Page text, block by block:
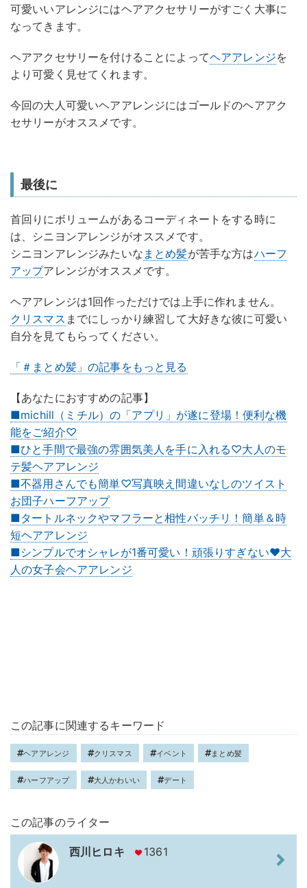
可愛いいアレンジにはヘアアクセサリーがすごく大事に
なってきます。
ヘアアクセサリーを付けることによってヘアアレンジを
より可愛く見せてくれます。
今回の大人可愛いヘアアレンジにはゴールドのヘアアク
セサリーがオススメです。
最後に
首回りにボリュームがあるコーディネートをする時に
は、シニヨンアレンジがオススメです。
シニヨンアレンジみたいな まとめ髪が苦手な方はハーフ
アップアレンジがオススメです。
ヘアアレンジは1回作っただけでは上手に作れません。
クリスマス までにしっかり練習して大好きな彼に可愛い
自分を見てもらってください。
「＃まとめ髪」の記事をもっと見る
【あなたにおすすめの記事】
■michill（ミチル）の「アプリ」が遂に登場！便利な機
能をご紹介♡
■ひと手間で最強の雰囲気美人を手に入れる♡大人のモ
テ髪ヘアアレンジ
■不器用さんでも簡単♡写真映え間違いなしのツイスト
お団子ハーフアップ
■タートルネックやマフラーと相性バッチリ！簡単＆時
短ヘアアレンジ
■シンプルでオシャレが1番可愛い！頑張りすぎない♥大
人の女子会ヘアアレンジ
この記事に関連するキーワード
ヘアアレンジ クリスマス イベント まとめ髪
ハーフアップ 大人かわいい デート
この記事のライター
西川ヒロキ 1361